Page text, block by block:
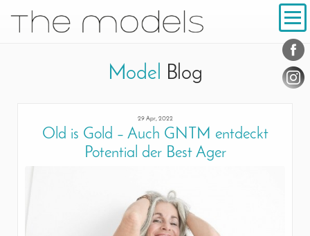
Navigation
Model Blog
29 Apr, 2022
Old is Gold – Auch GNTM entdeckt
Potential der Best Ager